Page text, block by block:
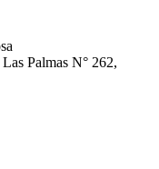
Palmas N° 262,